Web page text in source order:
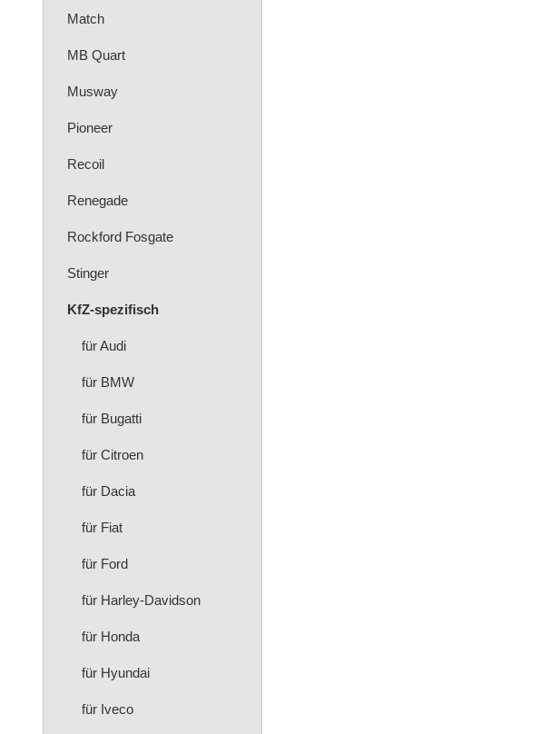
Match
MB Quart
Musway
Pioneer
Recoil
Renegade
Rockford Fosgate
Stinger
KfZ-spezifisch
für Audi
für BMW
für Bugatti
für Citroen
für Dacia
für Fiat
für Ford
für Harley-Davidson
für Honda
für Hyundai
für Iveco